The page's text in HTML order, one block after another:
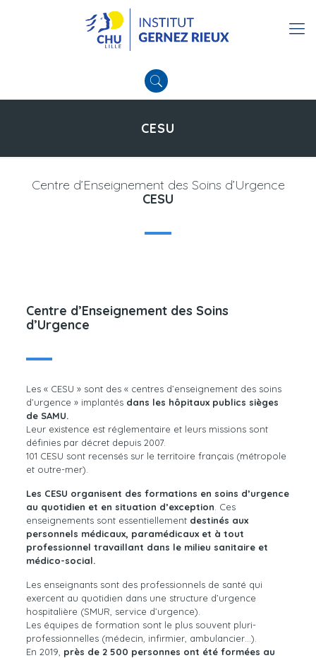
CESU
Centre d’Enseignement des Soins d’Urgence
CESU
Centre d’Enseignement des Soins
d’Urgence
Les « CESU » sont des « centres d’enseignement des soins
d’urgence » implantés dans les hôpitaux publics sièges
de SAMU.
Leur existence est réglementaire et leurs missions sont
définies par décret depuis 2007.
101 CESU sont recensés sur le territoire français (métropole
et outre-mer).
Les CESU organisent des formations en soins d’urgence
au quotidien et en situation d’exception . Ces
enseignements sont essentiellement destinés aux
personnels médicaux, paramédicaux et à tout
professionnel travaillant dans le milieu sanitaire et
médico-social.
Les enseignants sont des professionnels de santé qui
exercent au quotidien dans une structure d’urgence
hospitalière (SMUR, service d’urgence).
Les équipes de formation sont le plus souvent pluri-
professionnelles (médecin, infirmier, ambulancier…).
En 2019, près de 2 500 personnes ont été formées au